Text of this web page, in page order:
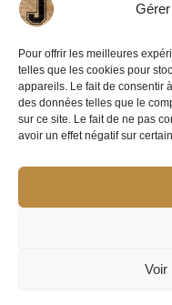
Pour offrir les meilleures
telles que les cookies pour
appareils. Le fait de consentir
des données telles que le
sur ce site. Le fait de ne pas
avoir un effet négatif sur
Voir
Jeux en Bois 33
3/5 rue Copernic
33185 Le Haillan
06 58 86 42 11